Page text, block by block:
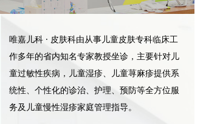
关于唯嘉
加入我们
唯嘉儿科 · 皮肤科由从事儿童皮肤专科临床工
作多年的省内知名专家教授坐诊，主要针对儿
童过敏性疾病，儿童湿疹、儿童荨麻疹提供系
统性、个性化的诊治、护理、预防等全方位服
务及儿童慢性湿疹家庭管理指导。